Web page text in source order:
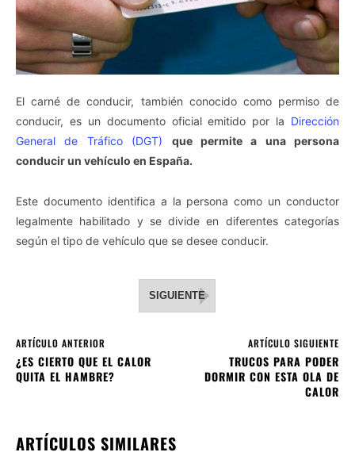
El carné de conducir, también conocido como permiso de
conducir, es un documento oficial emitido por la Dirección
General de Tráfico (DGT)
que permite a una persona
conducir un vehículo en España.
Este documento identifica a la persona como un conductor
legalmente habilitado y se divide en diferentes categorías
según el tipo de vehículo que se desee conducir.
SIGUIENTE
ARTÍCULO ANTERIOR
¿ES CIERTO QUE EL CALOR
QUITA EL HAMBRE?
ARTÍCULO SIGUIENTE
TRUCOS PARA PODER
DORMIR CON ESTA OLA DE
CALOR
ARTÍCULOS SIMILARES